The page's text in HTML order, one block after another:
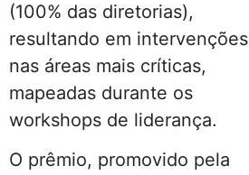
(100% das diretorias),
resultando em intervenções
nas áreas mais críticas,
mapeadas durante os
workshops de liderança.
O prêmio, promovido pela